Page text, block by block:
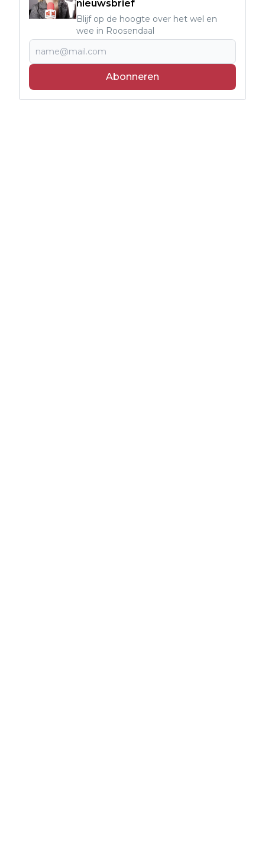
nieuwsbrief
Blijf op de hoogte over het wel en
wee in Roosendaal
Abonneren